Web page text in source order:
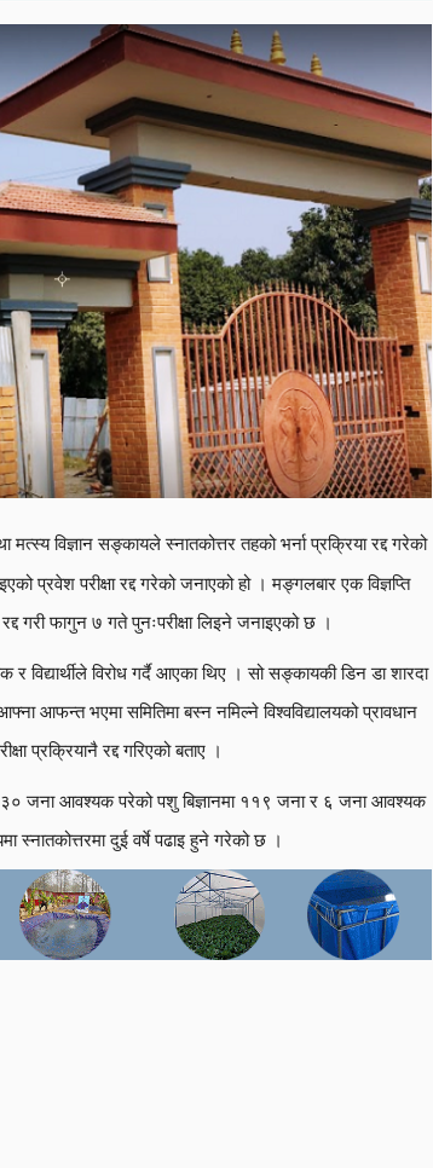
मत्स्य विज्ञान सङ्कायले स्नातकोत्तर तहको भर्ना प्रक्रिया रद्द गरेको
प्रवेश परीक्षा रद्द गरेको जनाएको हो । मङ्गलबार एक विज्ञप्ति
गरी फागुन ७ गते पुनःपरीक्षा लिइने जनाइएको छ ।
विद्यार्थीले विरोध गर्दै आएका थिए । सो सङ्कायकी डिन डा शारदा
आफन्त भएमा समितिमा बस्न नमिल्ने विश्वविद्यालयको प्रावधान
प्रक्रियानै रद्द गरिएको बताए ।
३० जना आवश्यक परेको पशु बिज्ञानमा ११९ जना र ६ जना आवश्यक
स्नातकोत्तरमा दुई वर्षे पढाइ हुने गरेको छ ।